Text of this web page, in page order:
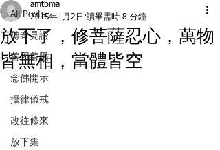
All Posts
傳奇見證
善因善果
念佛開示
攝律儀戒
改往修來
放下集
放下了，修菩薩忍心，萬物
皆無相，當體皆空
amtbma
2015年1月2日 讀畢需時 8 分鐘